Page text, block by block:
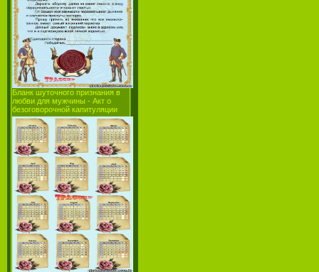
Бланк шуточного признания в
любви для мужчины - Акт о
безоговорочной капитуляции